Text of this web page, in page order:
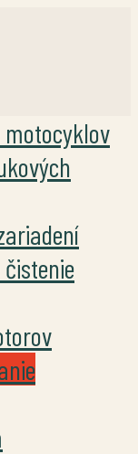
motocyklov